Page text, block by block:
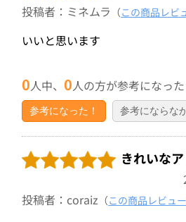
投稿者：ミネムラ （この商品レビ
いいと思います
0人中、0人の方が参考になった
参考になった！ 参考にならな
きれいな
投稿者：coraiz （この商品レビュ